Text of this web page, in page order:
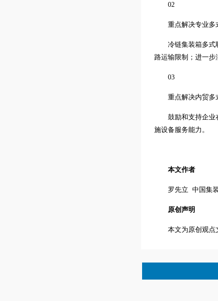
02
重点解决专业多
冷链集装箱多式
路运输限制；进一步
03
重点解决内贸多
鼓励和支持企业
施设备服务能力。
本文作者
罗先立 中国集
原创声明
本文为原创观点